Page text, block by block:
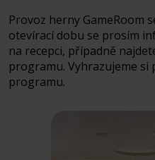
Provoz herny GameRoom
otevírací dobu se prosím
na recepci, případně
programu. Vyhrazujeme si
programu.